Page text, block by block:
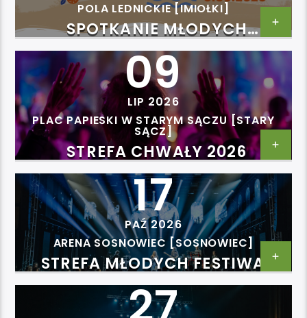
POLA LEDNICKIE [IMIOŁKI]
SPOTKANIE MŁODYCH
LEDNICA2000
09
LIP 2026
PLAC PAPIESKI W STARYM SĄCZU [STARY
SĄCZ]
STREFA CHWAŁY 2026
17
PAŹ 2026
ARENA SOSNOWIEC [SOSNOWIEC]
STREFA MŁODYCH FESTIWAL
2026